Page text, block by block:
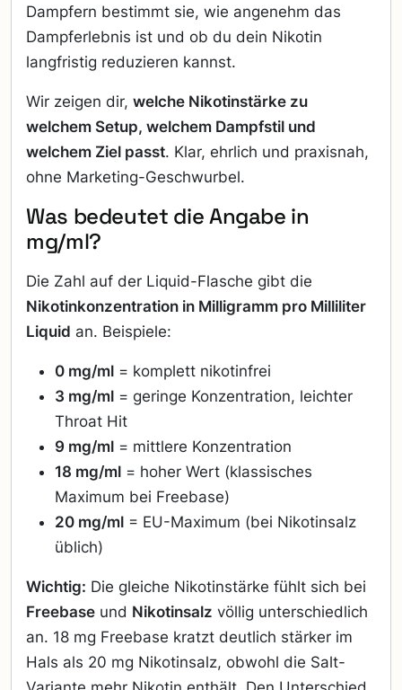
Dampfern bestimmt sie, wie angenehm das
Dampferlebnis ist und ob du dein Nikotin
langfristig reduzieren kannst.
Wir zeigen dir, welche Nikotinstärke zu
welchem Setup, welchem Dampfstil und
welchem Ziel passt. Klar, ehrlich und praxisnah,
ohne Marketing-Geschwurbel.
Was bedeutet die Angabe in
mg/ml?
Die Zahl auf der Liquid-Flasche gibt die
Nikotinkonzentration in Milligramm pro Milliliter
Liquid an. Beispiele:
0 mg/ml = komplett nikotinfrei
3 mg/ml = geringe Konzentration, leichter
Throat Hit
9 mg/ml = mittlere Konzentration
18 mg/ml = hoher Wert (klassisches
Maximum bei Freebase)
20 mg/ml = EU-Maximum (bei Nikotinsalz
üblich)
Wichtig: Die gleiche Nikotinstärke fühlt sich bei
Freebase und Nikotinsalz völlig unterschiedlich
an. 18 mg Freebase kratzt deutlich stärker im
Hals als 20 mg Nikotinsalz, obwohl die Salt-